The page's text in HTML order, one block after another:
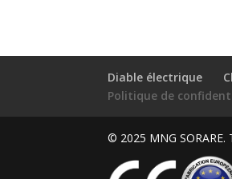
Diable électrique
Politique de
© 2025 MNG